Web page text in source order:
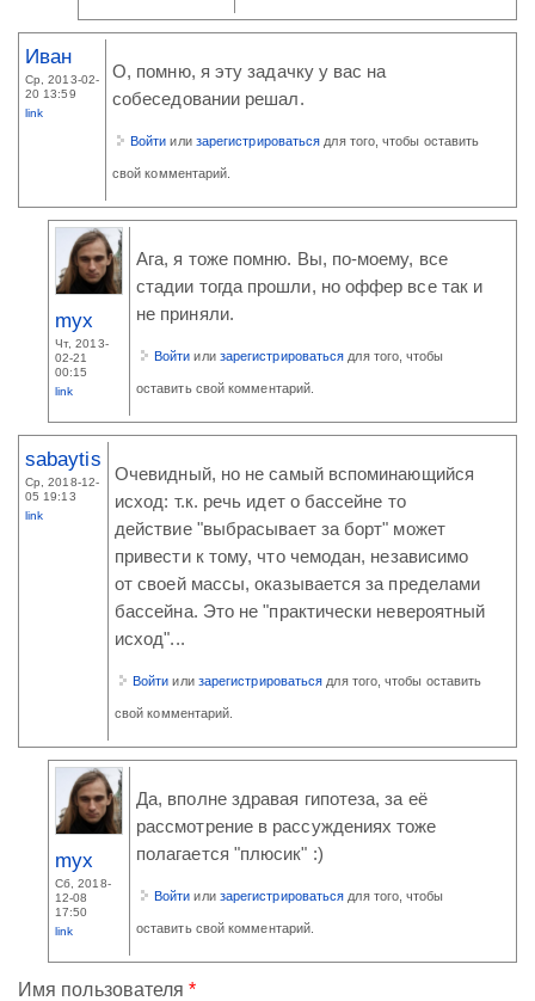
Иван
Ср, 2013-02-
20 13:59
link
О, помню, я эту задачку у вас на
собеседовании решал.
Войти или зарегистрироваться для того, чтобы оставить
свой комментарий.
myx
Чт, 2013-
02-21
00:15
link
Ага, я тоже помню. Вы, по-моему, все
стадии тогда прошли, но оффер все так и
не приняли.
Войти или зарегистрироваться для того, чтобы
оставить свой комментарий.
sabaytis
Ср, 2018-12-
05 19:13
link
Очевидный, но не самый вспоминающийся
исход: т.к. речь идет о бассейне то
действие "выбрасывает за борт" может
привести к тому, что чемодан, независимо
от своей массы, оказывается за пределами
бассейна. Это не "практически невероятный
исход"...
Войти или зарегистрироваться для того, чтобы оставить
свой комментарий.
myx
Сб, 2018-
12-08
17:50
link
Да, вполне здравая гипотеза, за её
рассмотрение в рассуждениях тоже
полагается "плюсик" :)
Войти или зарегистрироваться для того, чтобы
оставить свой комментарий.
Имя пользователя*